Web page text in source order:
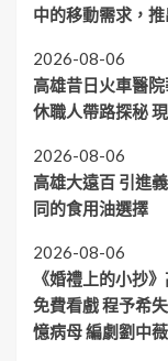
中的移動需求，
2026-08-06
高雄昔日火車醫
休職人帶路探秘
2026-08-06
高雄大遠百 引進
同的食用油選擇
2026-08-06
《婚禮上的小抄
免費看戲 程予希
憶病母 編劇劉中